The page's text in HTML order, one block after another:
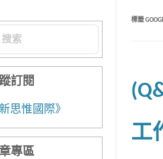
標籤
工
訂閱
新思惟國際》
專區